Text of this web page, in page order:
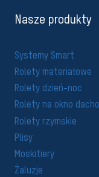
Nasze produkty
Systemy Smart
Rolety materiałowe
Rolety dzień-noc
Rolety na okno
Rolety rzymskie
Plisy
Moskitiery
Żaluzje